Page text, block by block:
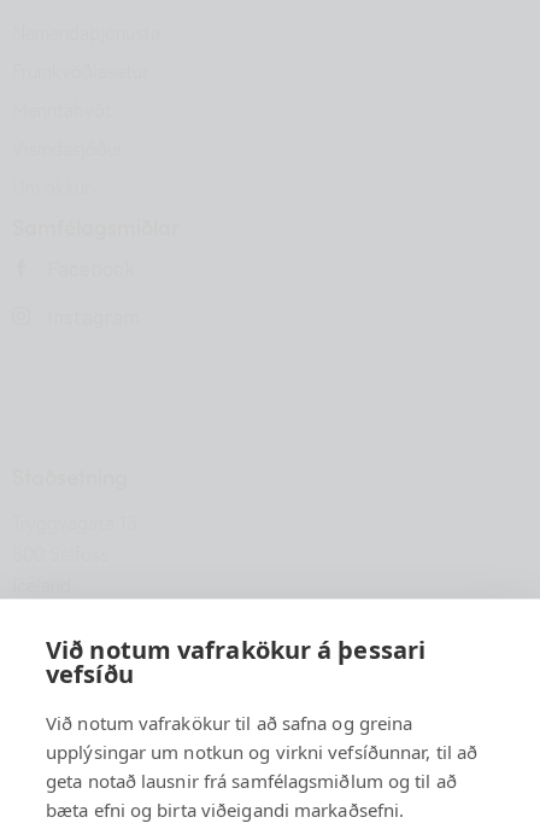
+354 560 2040
Við notum vafrakökur á þessari
vefsíðu
Við notum vafrakökur til að safna og greina
upplýsingar um notkun og virkni vefsíðunnar, til að
geta notað lausnir frá samfélagsmiðlum og til að
bæta efni og birta viðeigandi markaðsefni.